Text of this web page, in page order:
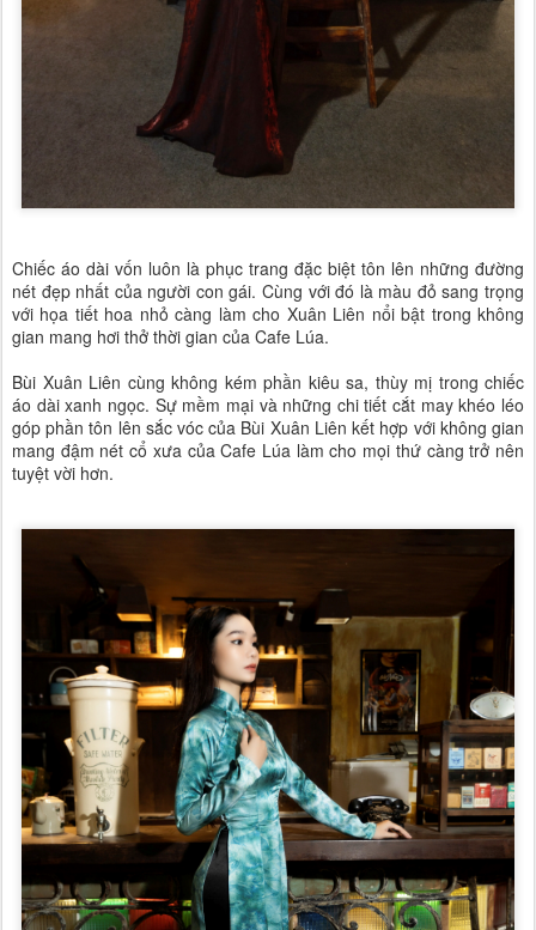
Chiếc áo dài vốn luôn là phục trang đặc biệt tôn lên những đường
nét đẹp nhất của người con gái. Cùng với đó là màu đỏ sang trọng
với họa tiết hoa nhỏ càng làm cho Xuân Liên nổi bật trong không
gian mang hơi thở thời gian của Cafe Lúa.
Bùi Xuân Liên cùng không kém phần kiêu sa, thùy mị trong chiếc
áo dài xanh ngọc. Sự mềm mại và những chi tiết cắt may khéo léo
góp phần tôn lên sắc vóc của Bùi Xuân Liên kết hợp với không gian
mang đậm nét cổ xưa của Cafe Lúa làm cho mọi thứ càng trở nên
tuyệt vời hơn.